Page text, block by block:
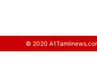
© 2020